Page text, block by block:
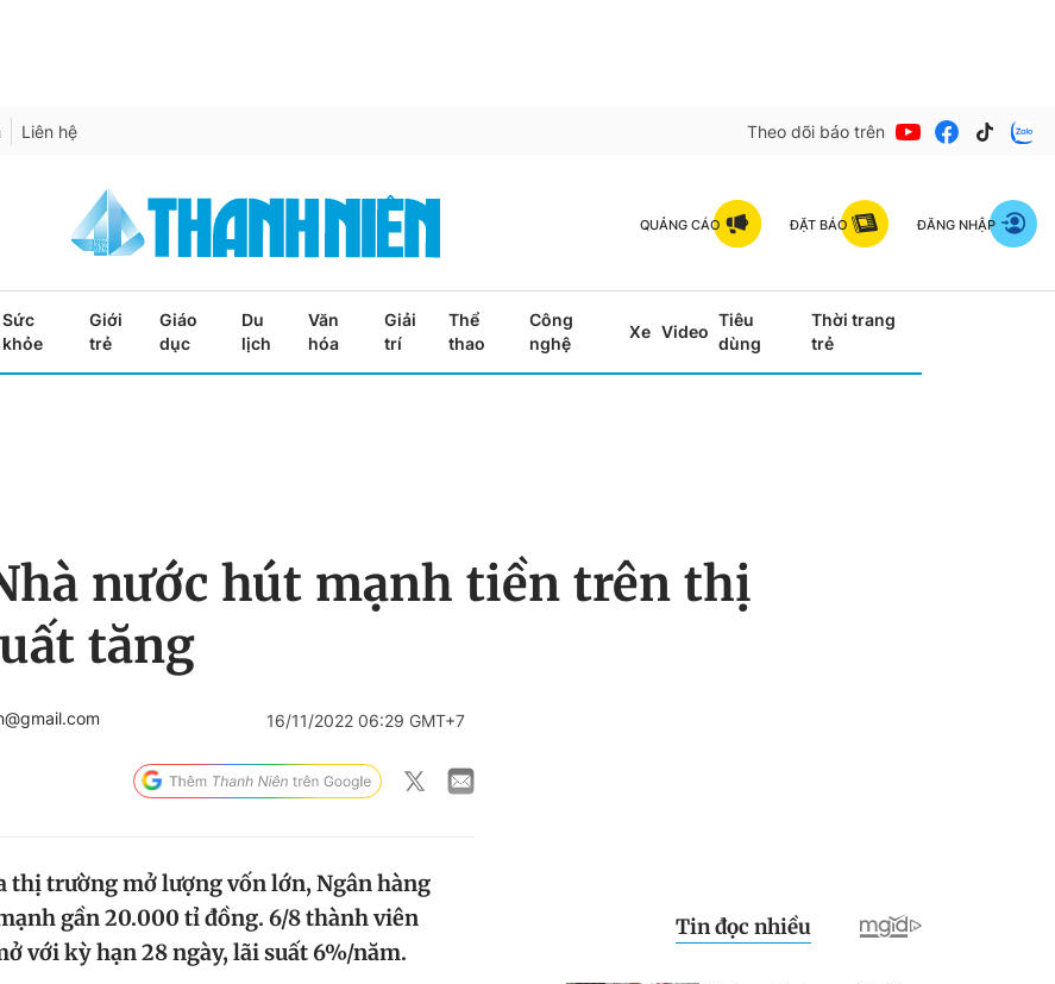
Liên hệ Theo dõi báo trên
QUẢNG CÁO ĐẶT BÁO ĐĂNG NHẬP
Sức
khỏe
Giới
trẻ
Giáo
dục
Du
lịch
Văn
hóa
Giải
trí
Thể
thao
Công
nghệ
Xe Video
Tiêu
dùng
Thời trang
trẻ
nước hút mạnh tiền trên thị
tăng
16/11/2022 06:29 GMT+7
thị trường mở lượng vốn lớn, Ngân hàng
gần 20.000 tỉ đồng. 6/8 thành viên
với kỳ hạn 28 ngày, lãi suất 6%/năm.